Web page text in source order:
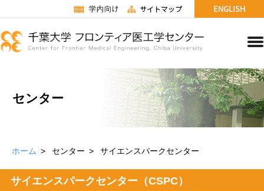
センター
ホーム センター サイエンスパークセンター
サイエンスパークセンター（CSPC）